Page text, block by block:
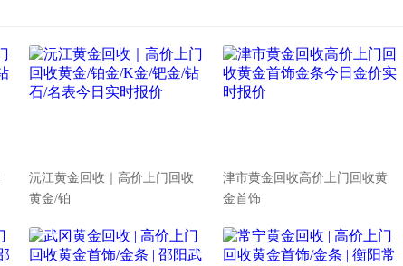
沅江黄金回收｜高价上门回收
黄金/铂
津市黄金回收高价上门回收黄
金首饰